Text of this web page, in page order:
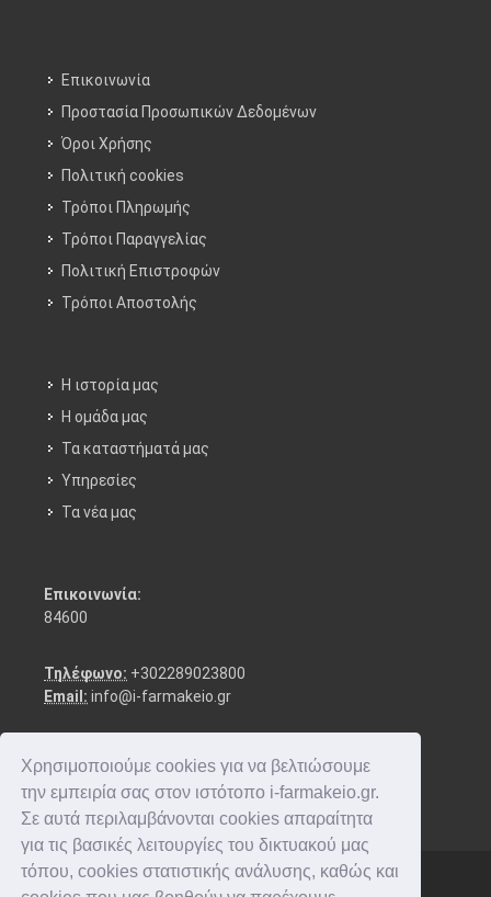
Χρησιμοποιούμε cookies για να βελτιώσουμε
την εμπειρία σας στον ιστότοπο i-farmakeio.gr.
Σε αυτά περιλαμβάνονται cookies απαραίτητα
για τις βασικές λειτουργίες του δικτυακού μας
τόπου, cookies στατιστικής ανάλυσης, καθώς και
Επικοινωνία
Προστασία Προσωπικών Δεδομένων
Όροι Χρήσης
Πολιτική cookies
Τρόποι Πληρωμής
Τρόποι Παραγγελίας
Πολιτική Επιστροφών
Τρόποι Aποστολής
Η ιστορία μας
Η ομάδα μας
Τα καταστήματά μας
Υπηρεσίες
Τα νέα μας
Επικοινωνία:
84600
Τηλέφωνο: +302289023800
Email: info@i-farmakeio.gr